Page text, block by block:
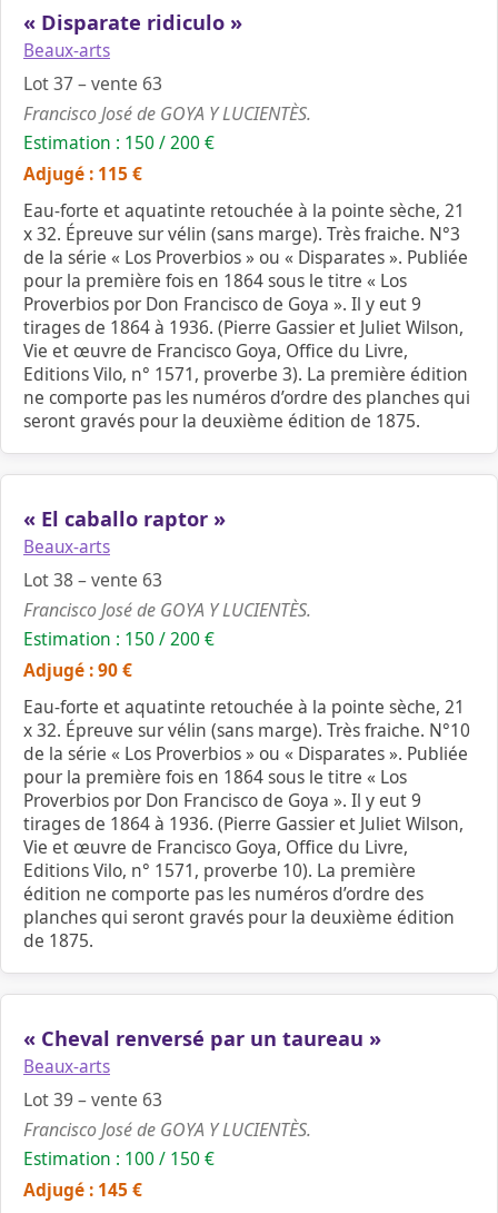
« Disparate ridiculo »
Beaux-arts
Lot 37 – vente 63
Francisco José de GOYA Y LUCIENTÈS.
Estimation : 150 / 200 €
Adjugé : 115 €
Eau-forte et aquatinte retouchée à la pointe sèche, 21
x 32. Épreuve sur vélin (sans marge). Très fraiche. N°3
de la série « Los Proverbios » ou « Disparates ». Publiée
pour la première fois en 1864 sous le titre « Los
Proverbios por Don Francisco de Goya ». Il y eut 9
tirages de 1864 à 1936. (Pierre Gassier et Juliet Wilson,
Vie et œuvre de Francisco Goya, Office du Livre,
Editions Vilo, n° 1571, proverbe 3). La première édition
ne comporte pas les numéros d’ordre des planches qui
seront gravés pour la deuxième édition de 1875.
« El caballo raptor »
Beaux-arts
Lot 38 – vente 63
Francisco José de GOYA Y LUCIENTÈS.
Estimation : 150 / 200 €
Adjugé : 90 €
Eau-forte et aquatinte retouchée à la pointe sèche, 21
x 32. Épreuve sur vélin (sans marge). Très fraiche. N°10
de la série « Los Proverbios » ou « Disparates ». Publiée
pour la première fois en 1864 sous le titre « Los
Proverbios por Don Francisco de Goya ». Il y eut 9
tirages de 1864 à 1936. (Pierre Gassier et Juliet Wilson,
Vie et œuvre de Francisco Goya, Office du Livre,
Editions Vilo, n° 1571, proverbe 10). La première
édition ne comporte pas les numéros d’ordre des
planches qui seront gravés pour la deuxième édition
de 1875.
« Cheval renversé par un taureau »
Beaux-arts
Lot 39 – vente 63
Francisco José de GOYA Y LUCIENTÈS.
Estimation : 100 / 150 €
Adjugé : 145 €